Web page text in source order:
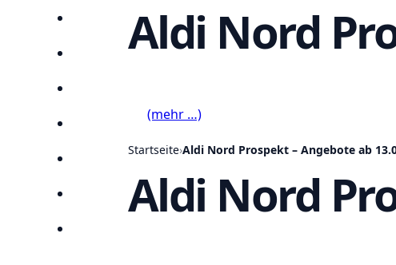
Startseite
Lieblingsprospekte
Aldi Nord
(mehr …)
Startseite›Aldi Nord Prospekt – Angebote ab
Aldi Nord